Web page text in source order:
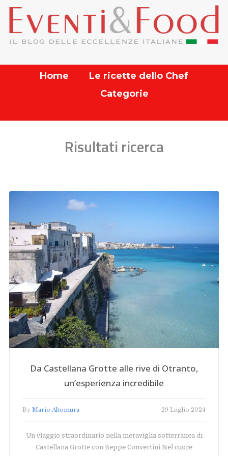
Home
Le ricette dello Chef
Categorie
Risultati ricerca
Da Castellana Grotte alle rive di Otranto,
un’esperienza incredibile
By Mario Altomura 29 Luglio 2024
Un viaggio straordinario nella meraviglia sotterranea di
Castellana Grotte con Beppe Convertini Nel cuore